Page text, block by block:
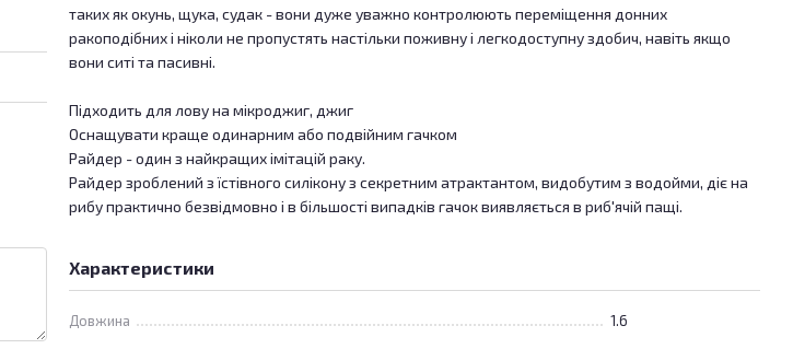
таких як окунь, щука, судак - вони дуже уважно контролюють переміщення донних
ракоподібних і ніколи не пропустять настільки поживну і легкодоступну здобич, навіть якщо
вони ситі та пасивні.
Підходить для лову на мікроджиг, джиг
Оснащувати краще одинарним або подвійним гачком
Райдер - один з найкращих імітацій раку.
Райдер зроблений з їстівного силікону з секретним атрактантом, видобутим з водойми, діє на
рибу практично безвідмовно і в більшості випадків гачок виявляється в риб'ячій пащі.
Характеристики
Довжина 1.6